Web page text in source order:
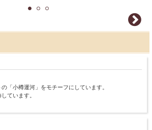
「小樽運河」をモチーフにしています。
ています。
ル